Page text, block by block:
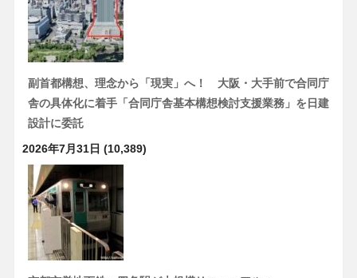
副首都構想、理念から「現実」へ！ 大阪・大手前で合同庁
舎の具体化に着手「合同庁舎基本構想検討支援業務」を日建
設計に委託
2026年7月31日 (10,389)